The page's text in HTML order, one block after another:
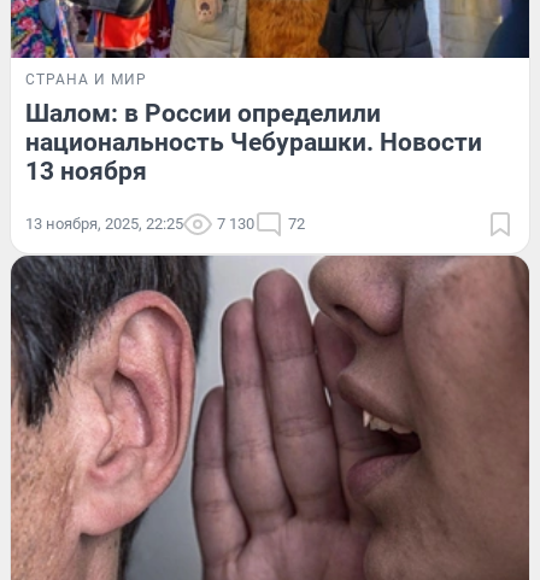
СТРАНА И МИР
Шалом: в России определили
национальность Чебурашки. Новости
13 ноября
13 ноября, 2025, 22:25 7 130 72